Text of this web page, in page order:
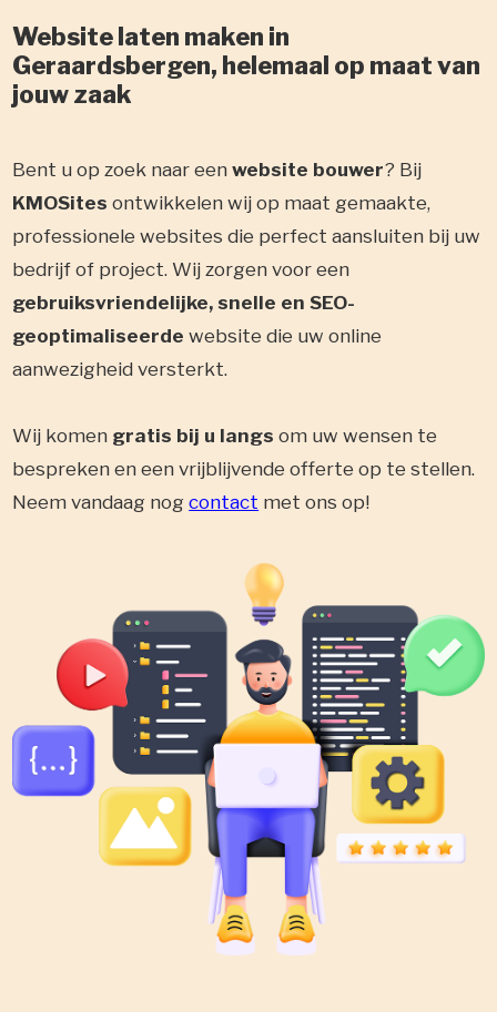
Website laten maken in
Geraardsbergen, helemaal op maat van
jouw zaak
Bent u op zoek naar eenwebsite bouwer? Bij
KMOSitesontwikkelen wij op maat gemaakte,
professionele websites die perfect aansluiten bij uw
bedrijf of project. Wij zorgen voor een
gebruiksvriendelijke, snelle en SEO-
geoptimaliseerdewebsite die uw online
aanwezigheid versterkt.
Wij komen gratis bij u langs om uw wensen te
bespreken en een vrijblijvende offerte op te stellen.
Neem vandaag nogcontact met ons op!